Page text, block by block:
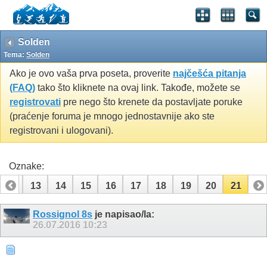
Solden
Tema: Solden
Ako je ovo vaša prva poseta, proverite najčešća pitanja
(FAQ) tako što kliknete na ovaj link. Takođe, možete se
registrovati pre nego što krenete da postavljate poruke
(praćenje foruma je mnogo jednostavnije ako ste
registrovani i ulogovani).
Oznake:
12
13 14 15 16 17 18 19 20 21
Rossignol 8s je napisao/la:
26.07.2016 10:23